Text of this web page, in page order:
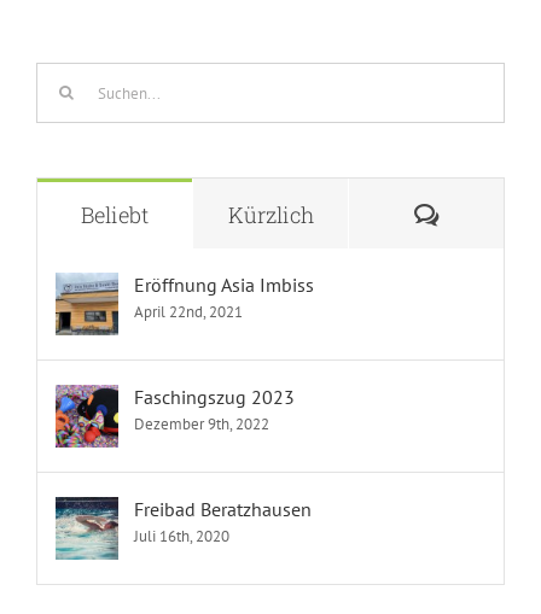
Beliebt Kürzlich
Eröffnung Asia Imbiss
April 22nd, 2021
Faschingszug 2023
Dezember 9th, 2022
Freibad Beratzhausen
Juli 16th, 2020